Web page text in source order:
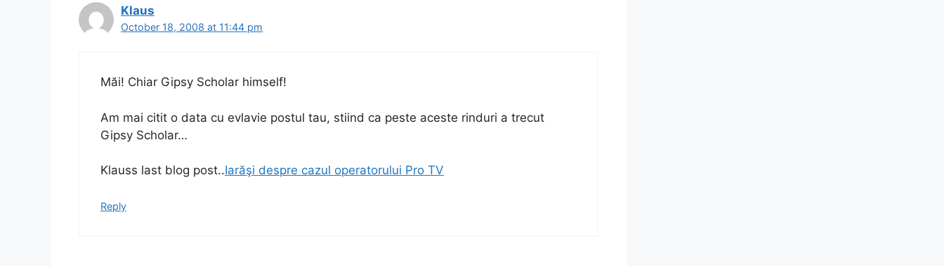
Klaus
October 18, 2008 at 11:44 pm
Măi! Chiar Gipsy Scholar himself!
Am mai citit o data cu evlavie postul tau, stiind ca peste aceste rinduri a trecut
Gipsy Scholar…
Klauss last blog post..Iarăşi despre cazul operatorului Pro TV
Reply